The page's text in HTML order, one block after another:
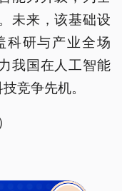
未来，该基础设
科研与产业全场
我国在人工智能
竞争先机。